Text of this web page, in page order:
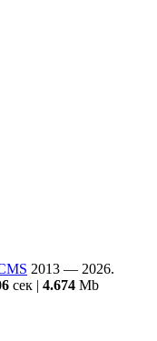
2013 — 2026.
сек | 4.674 Mb